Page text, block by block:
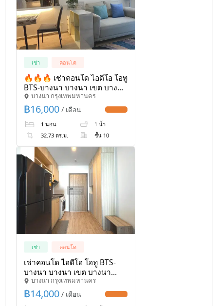
เช่า คอนโด
🔥🔥🔥 เช่าคอนโด ไอดีโอ โอทู
BTS-บางนา บางนา เขต บางนา
กรุงเทพ CX-110432 ✅ ทักไลน์
@connexproperty ตอบทันที
ทีมงานมืออาชีพ ✅ 🔥🔥🔥
บางนา กรุงเทพมหานคร
฿16,000 / เดือน
1 นอน
1 น้ำ
32.73 ตร.ม.
ชั้น 10
เช่า คอนโด
เช่าคอนโด ไอดีโอ โอทู BTS-
บางนา บางนา เขต บางนา
กรุงเทพ CX-165239 ✅ ทักไลน์
@connexproperty ตอบทันที
ทีมงานมืออาชีพ ✅
บางนา กรุงเทพมหานคร
฿14,000 / เดือน